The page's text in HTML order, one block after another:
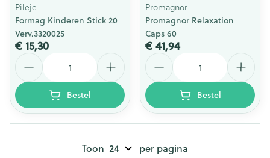
Pileje
Formag Kinderen Stick 20
Verv.3320025
€ 15,30
Bestel
Promagnor
Promagnor Relaxation
Caps 60
€ 41,94
Aantal
Bestel
Toon per pagina